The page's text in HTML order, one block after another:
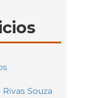
Souza